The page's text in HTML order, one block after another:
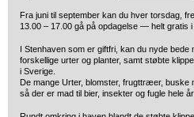
Fra juni til september kan du hver torsdag,
13.00 – 17.00 gå på opdagelse — helt gratis i
I Stenhaven som er giftfri, kan du nyde bede
forskellige urter og planter, samt støbte
i Sverige.
De mange Urter, blomster, frugttræer, buske
så der er mad til bier, insekter og fugle hele